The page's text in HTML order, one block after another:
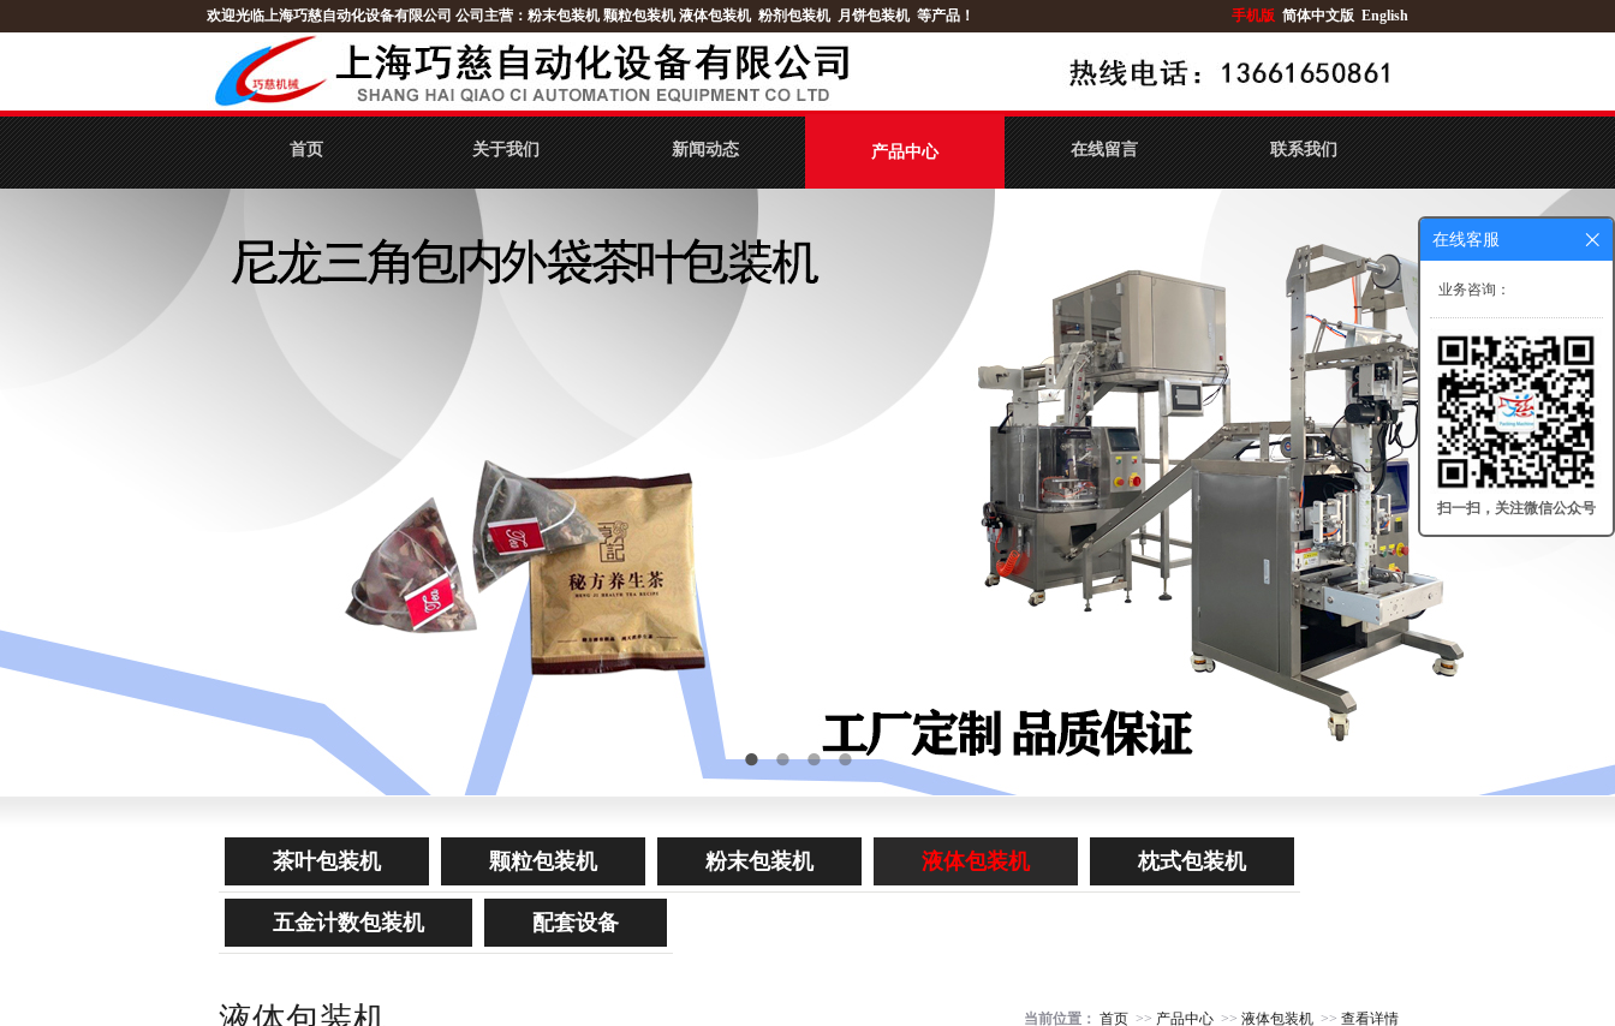
欢迎光临上海巧慈自动化设备有限公司 公司主营： 粉末包装机 颗粒包装机 液体包装机 粉剂包装机 月饼包装机 等产品！ 手机版 简体中文版 English
首页 关于我们 新闻动态 产品中心 在线留言 联系我们
茶叶包装机 颗粒包装机 粉末包装机 液体包装机 枕式包装机
五金计数包装机 配套设备
当前位置： 首页 >> 产品中心 >> 液体包装机 >> 查看详情
在线客服
业务咨询：
扫一扫，关注微信公众号